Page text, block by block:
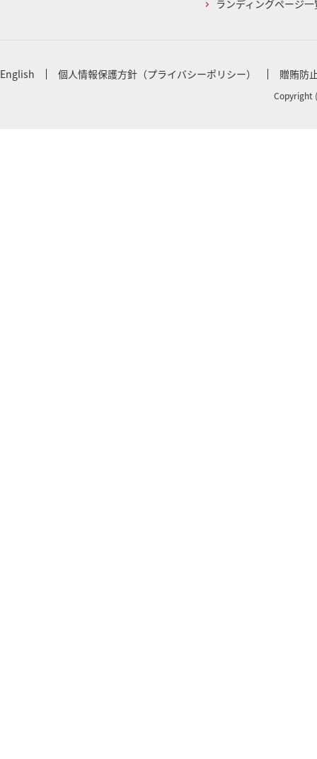
ランディングページ一
English 個人情報保護方針（プライバシーポリシー） 贈賄防
Copyright